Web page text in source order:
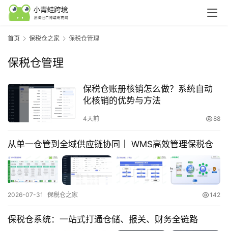
业
知
营
首页 保税仓之家 保税仓管理
保税仓管理
保税仓账册核销怎么做？系统自动
化核销的优势与方法
4天前 88
从单一仓管到全域供应链协同｜ WMS高效管理保税仓
2026-07-31 保税仓之家 142
保税仓系统：一站式打通仓储、报关、财务全链路